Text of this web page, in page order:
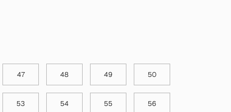
47 48 49 50
53 54 55 56